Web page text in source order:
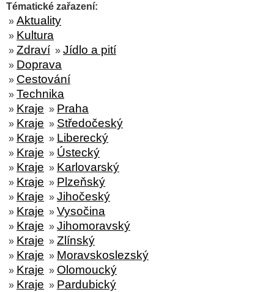
Tématické zařazení:
» Aktuality
» Kultura
» Zdraví » Jídlo a pití
» Doprava
» Cestování
» Technika
» Kraje » Praha
» Kraje » Středočeský
» Kraje » Liberecký
» Kraje » Ústecký
» Kraje » Karlovarský
» Kraje » Plzeňský
» Kraje » Jihočeský
» Kraje » Vysočina
» Kraje » Jihomoravský
» Kraje » Zlínský
» Kraje » Moravskoslezský
» Kraje » Olomoucký
» Kraje » Pardubický